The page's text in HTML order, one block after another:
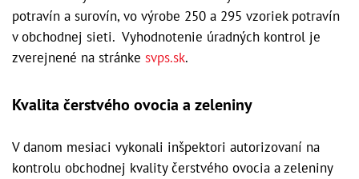
potravín a surovín, vo výrobe 250 a 295 vzoriek potravín
v obchodnej sieti. Vyhodnotenie úradných kontrol je
zverejnené na stránke svps.sk.
Kvalita čerstvého ovocia a zeleniny
V danom mesiaci vykonali inšpektori autorizovaní na
kontrolu obchodnej kvality čerstvého ovocia a zeleniny